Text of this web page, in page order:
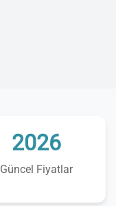
2026
Güncel Fiyatlar